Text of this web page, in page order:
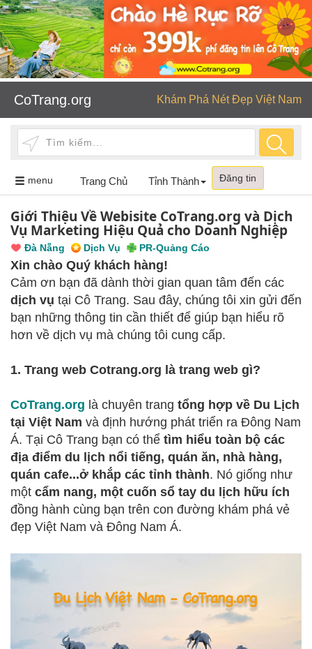
CoTrang.org Khám Phá Nét Đẹp Việt Nam
menu Toggle
navigation
Trang Chủ Tỉnh Thành Đăng tin
Giới Thiệu Về Webisite CoTrang.org và Dịch
Vụ Marketing Hiệu Quả cho Doanh Nghiệp
Đà Nẵng Dịch Vụ PR-Quảng Cáo
Xin chào Quý khách hàng!
Cảm ơn bạn đã dành thời gian quan tâm đến các
dịch vụ tại Cô Trang. Sau đây, chúng tôi xin gửi đến
bạn những thông tin cần thiết để giúp bạn hiểu rõ
hơn về dịch vụ mà chúng tôi cung cấp.
1. Trang web Cotrang.org là trang web gì?
CoTrang.org là chuyên trang tổng hợp về Du Lịch
tại Việt Nam và định hướng phát triển ra Đông Nam
Á. Tại Cô Trang bạn có thể tìm hiểu toàn bộ các
địa điểm du lịch nổi tiếng, quán ăn, nhà hàng,
quán cafe...ở khắp các tỉnh thành. Nó giống như
một cẩm nang, một cuốn sổ tay du lịch hữu ích
đồng hành cùng bạn trên con đường khám phá vẻ
đẹp Việt Nam và Đông Nam Á.